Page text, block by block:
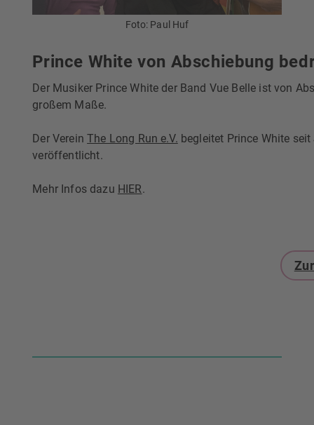
Foto: Paul Huf
Prince White von Abschiebung
Der Musiker Prince White der Band Vue Belle ist von
großem Maße.
Der VereinThe Long Run e.V. begleitet Prince White
veröffentlicht.
Mehr Infos dazu HIER.